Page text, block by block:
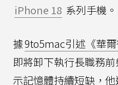
iPhone 18 系列手機。
據9to5mac引述《華
即將卸下執行長職務
示記憶體持續短缺，